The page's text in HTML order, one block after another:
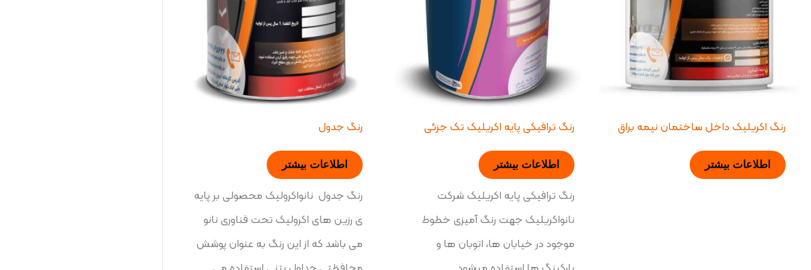
رنگ اکریلیک داخل ساختمان نیمه براق
اطلاعات بیشتر
رنگ ترافیکی پایه اکریلیک تک جزئی
اطلاعات بیشتر
رنگ ترافیکی پایه اکریلیک شرکت
نانواکریلیک جهت رنگ آمیزی خطوط
موجود در خیابان ها، اتوبان ها و
رنگ جدول
اطلاعات بیشتر
رنگ جدول نانواکرولیک محصولی بر پایه
ی رزین های اکرولیک تحت فناوری نانو
می باشد که از این رنگ به عنوان پوشش